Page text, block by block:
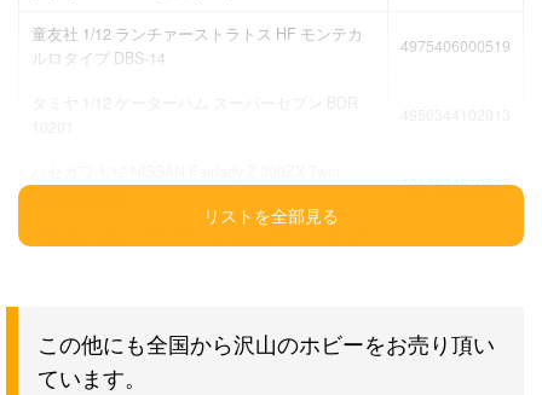
童友社 1/12 ランチァーストラトス HF モンテカ
ルロタイプ DBS-14
4975406000519
4967834510517
4975406000274
童友社 1/12 ランチァーストラトス HF アリタリ
ア D.B.S.-12
この他にも全国から沢山のホビーをお売り頂い
ています。